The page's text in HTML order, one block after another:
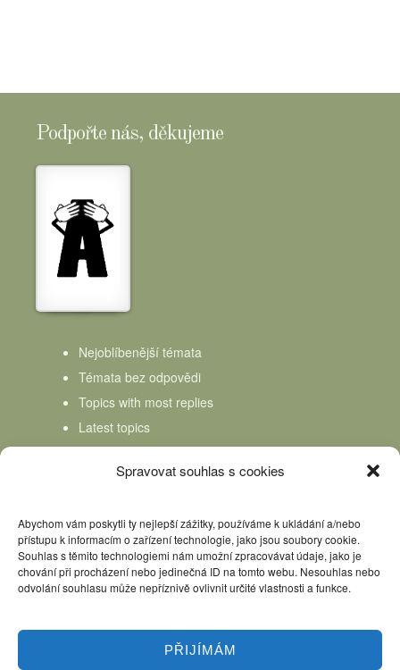
Spravovat souhlas s cookies
Abychom vám poskytli ty nejlepší zážitky, používáme k ukládání a/nebo
přístupu k informacím o zařízení technologie, jako jsou soubory cookie.
Souhlas s těmito technologiemi nám umožní zpracovávat údaje, jako je
chování při procházení nebo jedinečná ID na tomto webu. Nesouhlas nebo
odvolání souhlasu může nepříznivě ovlivnit určité vlastnosti a funkce.
PŘIJÍMÁM
Podpořte nás, děkujeme
Nejoblíbenější témata
Témata bez odpovědi
Topics with most replies
Latest topics
Topics Freshness